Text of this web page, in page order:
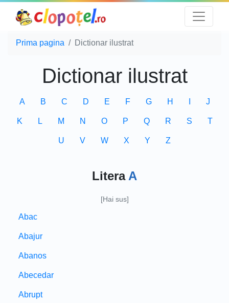
Prima pagina Dictionar ilustrat
Dictionar ilustrat
A B C D E F G H J
K L M N O P Q R S T
U V W X Y Z
Litera A
[Hai sus]
Abac
Abajur
Abanos
Abecedar
Abrupt